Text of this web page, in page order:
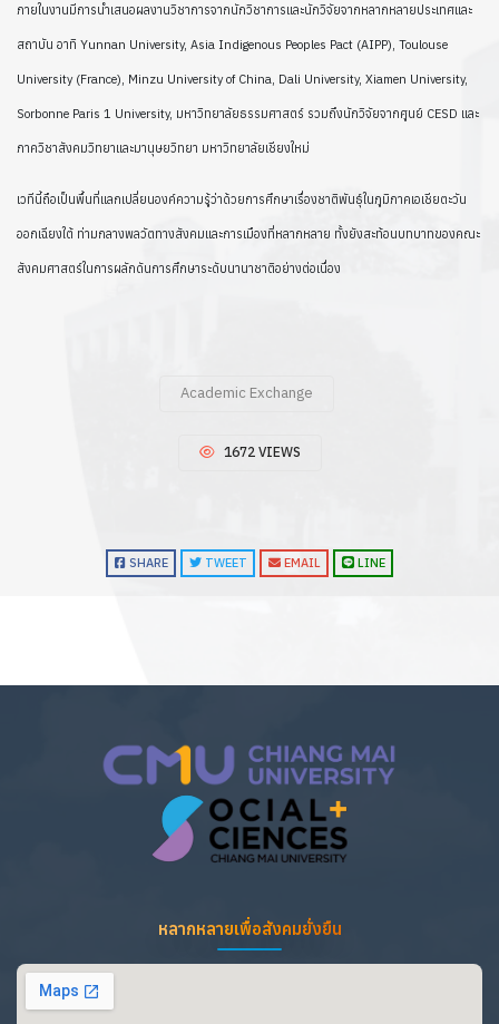
ภายในงานมีการนำเสนอผลงานวิชาการจากนักวิชาการและนักวิจัยจากหลากหลายประเทศและ
สถาบัน อาทิ Yunnan University, Asia Indigenous Peoples Pact (AIPP), Toulouse
University (France), Minzu University of China, Dali University, Xiamen University,
Sorbonne Paris 1 University, มหาวิทยาลัยธรรมศาสตร์ รวมถึงนักวิจัยจากศูนย์ CESD และ
ภาควิชาสังคมวิทยาและมานุษยวิทยา มหาวิทยาลัยเชียงใหม่
เวทีนี้ถือเป็นพื้นที่แลกเปลี่ยนองค์ความรู้ว่าด้วยการศึกษาเรื่องชาติพันธุ์ในภูมิภาคเอเชียตะวัน
ออกเฉียงใต้ ท่ามกลางพลวัตทางสังคมและการเมืองที่หลากหลาย ทั้งยังสะท้อนบทบาทของคณะ
สังคมศาสตร์ในการผลักดันการศึกษาระดับนานาชาติอย่างต่อเนื่อง
Academic Exchange
1672 VIEWS
SHARE TWEET EMAIL LINE
หลากหลายเพื่อสังคมยั่งยืน